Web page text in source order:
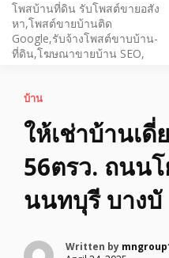
โพสบ้านที่ดิน รับโพสต์ขายอสัง
หา,โพสต์ขายบ้านติด
Google,รับจ้างโพสต์ขาบบ้าน-
ที่ดิน,โฆษณาขายบ้าน SEO,
บ้าน
ให้เช่าบ้านเ
56ตรว. ถนน
นนทบุรี บางบั
Written by